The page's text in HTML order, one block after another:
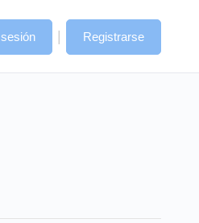
| Registrarse